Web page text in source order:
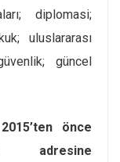
diplomasi;
uluslararası
güncel
önce
adresine